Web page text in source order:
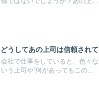
どうしてあの上司は信頼され
会社で仕事をしていると、色々
いう上司や”何があってもこの...